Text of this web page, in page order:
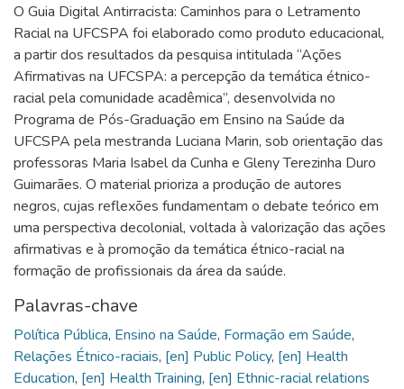
O Guia Digital Antirracista: Caminhos para o Letramento
Racial na UFCSPA foi elaborado como produto educacional,
a partir dos resultados da pesquisa intitulada “Ações
Afirmativas na UFCSPA: a percepção da temática étnico-
racial pela comunidade acadêmica”, desenvolvida no
Programa de Pós-Graduação em Ensino na Saúde da
UFCSPA pela mestranda Luciana Marin, sob orientação das
professoras Maria Isabel da Cunha e Gleny Terezinha Duro
Guimarães. O material prioriza a produção de autores
negros, cujas reflexões fundamentam o debate teórico em
uma perspectiva decolonial, voltada à valorização das ações
afirmativas e à promoção da temática étnico-racial na
formação de profissionais da área da saúde.
Palavras-chave
Política Pública, Ensino na Saúde, Formação em Saúde,
Relações Étnico-raciais, [en] Public Policy, [en] Health
Education, [en] Health Training, [en] Ethnic-racial relations